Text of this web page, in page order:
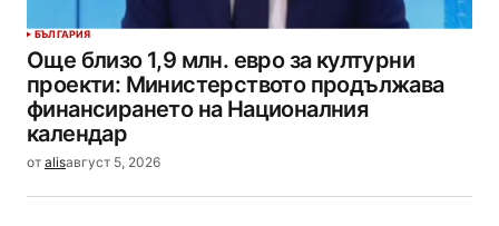
БЪЛГАРИЯ
Още близо 1,9 млн. евро за културни
проекти: Министерството продължава
финансирането на Националния
календар
от alisавгуст 5, 2026